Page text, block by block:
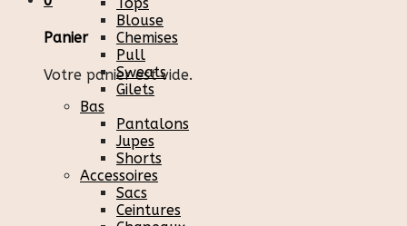
Panier
Votre panier est vide.
Blouse
Chemises
Pull
Sweats
Gilets
Bas
Pantalons
Jupes
Shorts
Accessoires
Sacs
Ceintures